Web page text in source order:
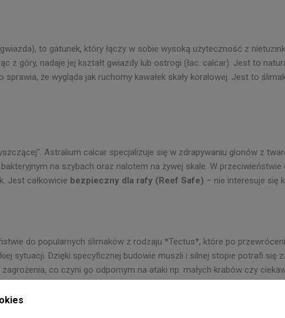
to gatunek, który łączy w sobie wysoką użyteczność z
z góry, nadaje jej kształt gwiazdy lub ostrogi (łac. calcar). Jest to
że wygląda jak ruchomy kawałek skały koralowej. Jest to
Astralium calcar specjalizuje się w zdrapywaniu glonów z
na szybach oraz nalotem na żywej skale. W
Jest całkowicie bezpieczny dla rafy (Reef Safe) – nie interesuje się
do popularnych ślimaków z rodzaju *Tectus*, które po
sytuacji. Dzięki specyficznej budowie muszli i silnej stopie potrafi się
co czyni go odpornym na ataki np. małych krabów czy